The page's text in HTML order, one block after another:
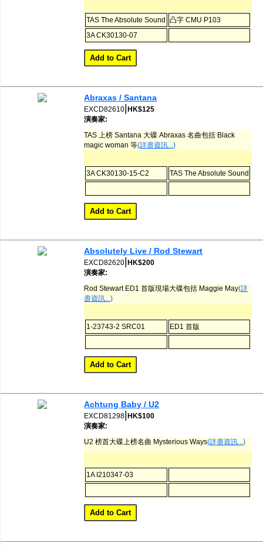
TAS The Absolute Sound
凸字 CMU P103
3A CK30130-07
Abraxas / Santana
EXCD82610 |HK$125
演奏家:
TAS 上榜 Santana 大碟 Abraxas 名曲包括 Black
magic woman 等(詳盡資訊...)
3A CK30130-15-C2 TAS The Absolute Sound
Absolutely Live / Rod Stewart
EXCD82620 |HK$200
演奏家:
Rod Stewart ED1 首版現場大碟包括 Maggie May(詳
盡資訊...)
1-23743-2 SRC01 ED1 首版
Achtung Baby / U2
EXCD81298 |HK$100
演奏家:
U2 榜首大碟上榜名曲 Mysterious Ways(詳盡資訊...)
1A I210347-03